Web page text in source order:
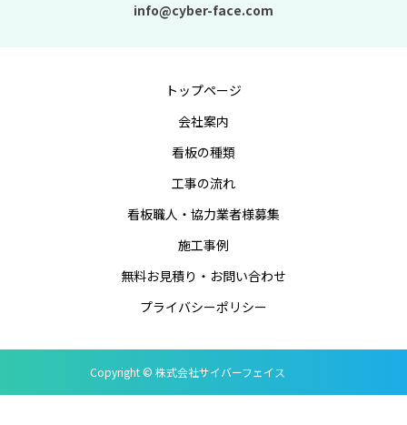
info@cyber-face.com
トップページ
会社案内
看板の種類
工事の流れ
看板職人・協力業者様募集
施工事例
無料お見積り・お問い合わせ
プライバシーポリシー
Copyright © 株式会社サイバーフェイス